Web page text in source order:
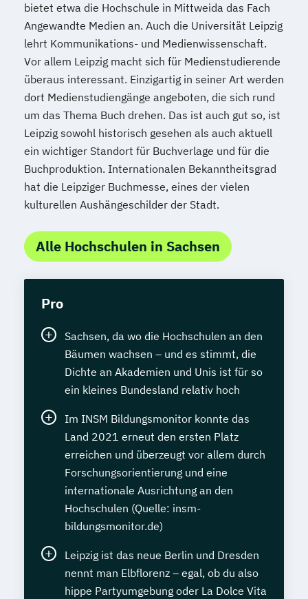
bietet etwa die Hochschule in Mittweida das Fach
Angewandte Medien an. Auch die Universität Leipzig
lehrt Kommunikations- und Medienwissenschaft.
Vor allem Leipzig macht sich für Medienstudierende
überaus interessant. Einzigartig in seiner Art werden
dort Medienstudiengänge angeboten, die sich rund
um das Thema Buch drehen. Das ist auch gut so, ist
Leipzig sowohl historisch gesehen als auch aktuell
ein wichtiger Standort für Buchverlage und für die
Buchproduktion. Internationalen Bekanntheitsgrad
hat die Leipziger Buchmesse, eines der vielen
kulturellen Aushängeschilder der Stadt.
Alle Hochschulen in Sachsen
Pro
Sachsen, da wo die Hochschulen an den
Bäumen wachsen – und es stimmt, die
Dichte an Akademien und Unis ist für so
ein kleines Bundesland relativ hoch
Im INSM Bildungsmonitor konnte das
Land 2021 erneut den ersten Platz
erreichen und überzeugt vor allem durch
Forschungsorientierung und eine
internationale Ausrichtung an den
Hochschulen (Quelle: insm-
bildungsmonitor.de)
Leipzig ist das neue Berlin und Dresden
nennt man Elbflorenz – egal, ob du also
hippe Partyumgebung oder La Dolce Vita